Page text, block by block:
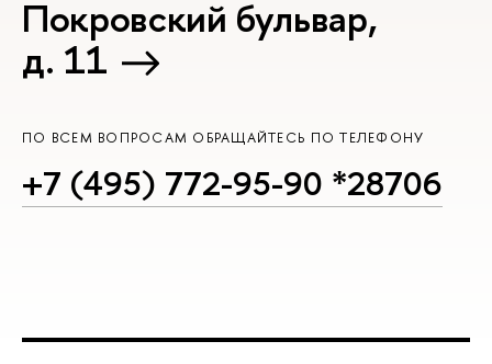
Покровский бульвар,
д. 11
ПО ВСЕМ ВОПРОСАМ ОБРАЩАЙТЕСЬ ПО ТЕЛЕФОНУ
+7 (495) 772-95-90 *28706